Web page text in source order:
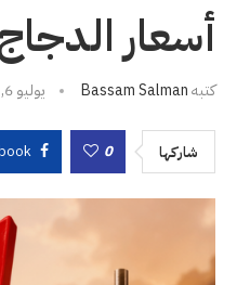
أسعار
كتبهBassam Salman يوليو 6, 2026
شاركها 0